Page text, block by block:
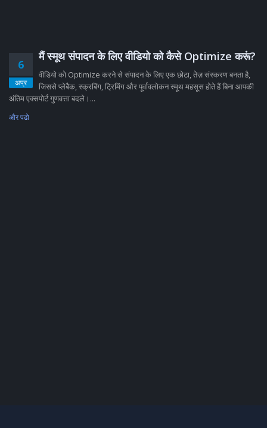
6
अप्र
मैं स्मूथ संपादन के लिए वीडियो को कैसे Optimize करूं?
वीडियो को Optimize करने से संपादन के लिए एक छोटा, तेज़ संस्करण बनता है,
जिससे प्लेबैक, स्क्रबिंग, ट्रिमिंग और पूर्वावलोकन स्मूथ महसूस होते हैं बिना आपकी
अंतिम एक्सपोर्ट गुणवत्ता बदले।...
और पढो